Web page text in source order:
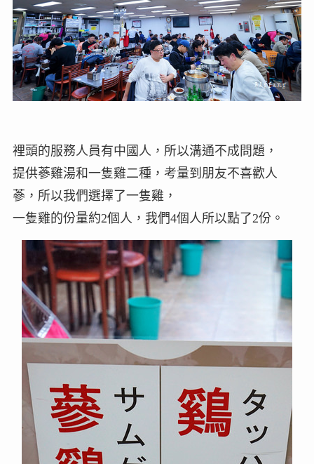
裡頭的服務人員有中國人，所以溝通不成問題，
提供蔘雞湯和一隻雞二種，考量到朋友不喜歡人
蔘，所以我們選擇了一隻雞，
一隻雞的份量約2個人，我們4個人所以點了2份。